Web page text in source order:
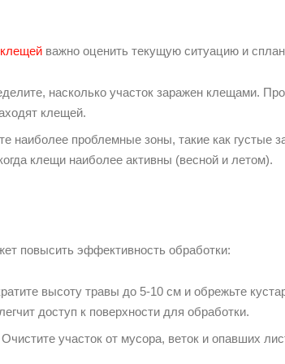
клещей важно оценить текущую ситуацию и
насколько участок заражен клещами.
клещей.
наиболее проблемные зоны, такие как густые
клещи наиболее активны (весной и летом).
повысить эффективность обработки:
высоту травы до 5-10 см и обрежьте
доступ к поверхности для обработки.
участок от мусора, веток и опавших